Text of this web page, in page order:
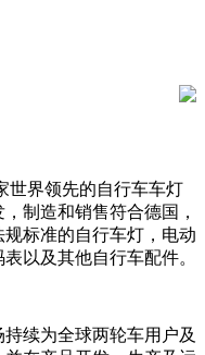
世界领先的自行车车灯
制造和销售符合德国，
标准的自行车灯，电动
以及其他自行车配件。
续为全球两轮车用户及